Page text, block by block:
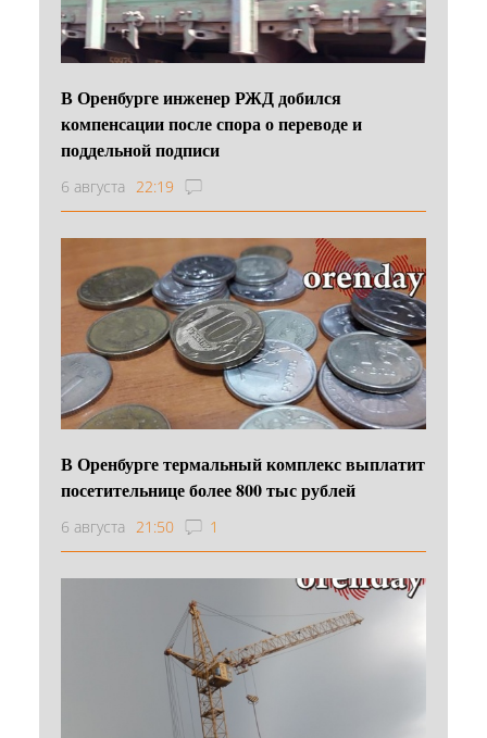
В Оренбурге инженер РЖД добился
компенсации после спора о переводе и
поддельной подписи
6 августа 22:19
В Оренбурге термальный комплекс выплатит
посетительнице более 800 тыс рублей
6 августа 21:50 1